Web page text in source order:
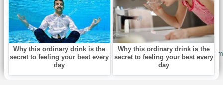
Авторы
Исполнители
Обратная связь
Роман, проза
Приключения
Юмор, сатира
© 2010-2026Audiobook-mp3.com